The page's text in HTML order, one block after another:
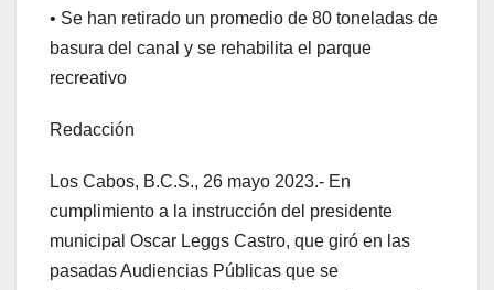
• Se han retirado un promedio de 80 toneladas de
basura del canal y se rehabilita el parque
recreativo
Redacción
Los Cabos, B.C.S., 26 mayo 2023.- En
cumplimiento a la instrucción del presidente
municipal Oscar Leggs Castro, que giró en las
pasadas Audiencias Públicas que se